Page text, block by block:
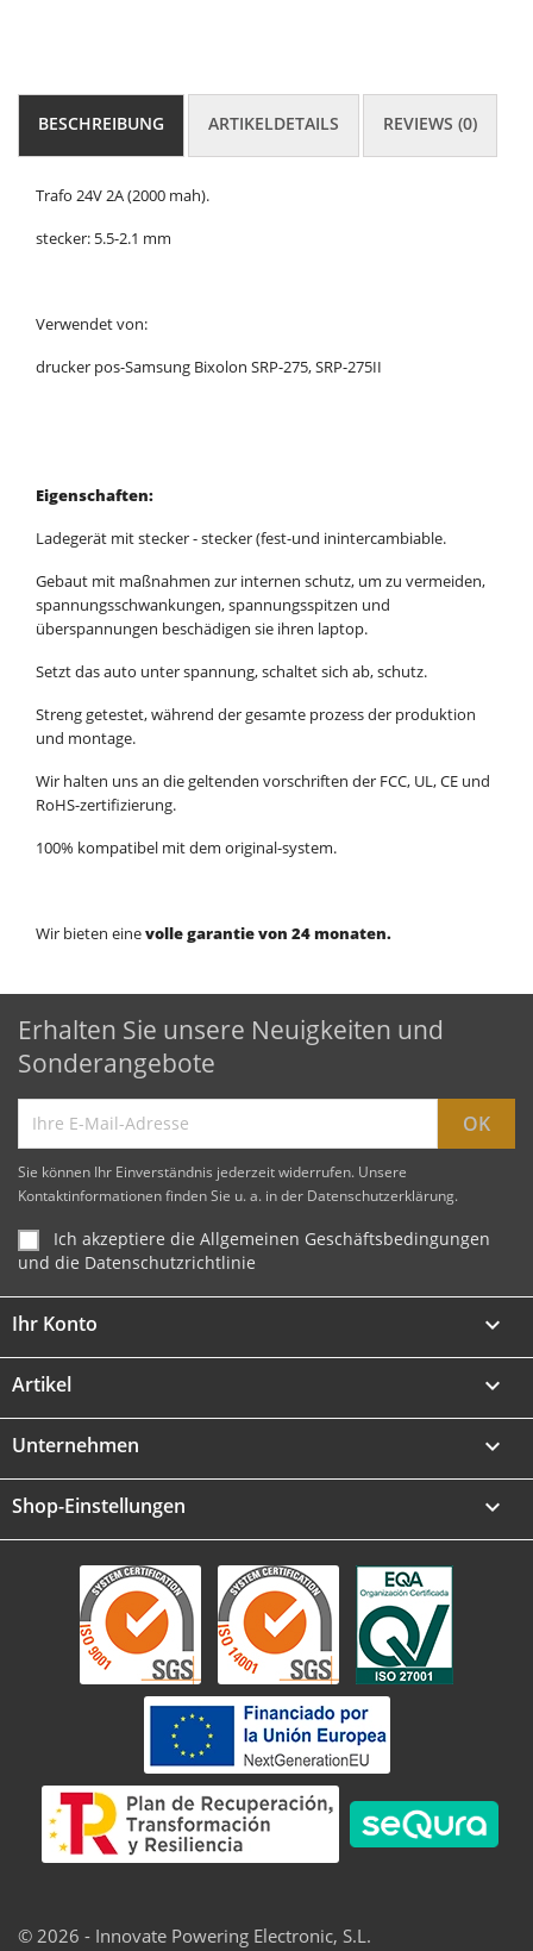
BESCHREIBUNG ARTIKELDETAILS REVIEWS (0)
Trafo 24V 2A (2000 mah).
stecker: 5.5-2.1 mm
Verwendet von:
drucker pos-Samsung Bixolon SRP-275, SRP-275II
Eigenschaften:
Ladegerät mit stecker - stecker (fest-und inintercambiable.
Gebaut mit maßnahmen zur internen schutz, um zu vermeiden,
spannungsschwankungen, spannungsspitzen und
überspannungen beschädigen sie ihren laptop.
Setzt das auto unter spannung, schaltet sich ab, schutz.
Streng getestet, während der gesamte prozess der produktion
und montage.
Wir halten uns an die geltenden vorschriften der FCC, UL, CE und
RoHS-zertifizierung.
100% kompatibel mit dem original-system.
Wir bieten einevolle garantie von 24 monaten.
Erhalten Sie unsere Neuigkeiten und
Sonderangebote
Sie können Ihr Einverständnis jederzeit widerrufen. Unsere
Kontaktinformationen finden Sie u. a. in der Datenschutzerklärung.
Ich akzeptiere die Allgemeinen Geschäftsbedingungen
und die Datenschutzrichtlinie
Ihr Konto 
Artikel 
Unternehmen 
Shop-Einstellungen keyboard_arrow_down
© 2026 - Innovate Powering Electronic, S.L.